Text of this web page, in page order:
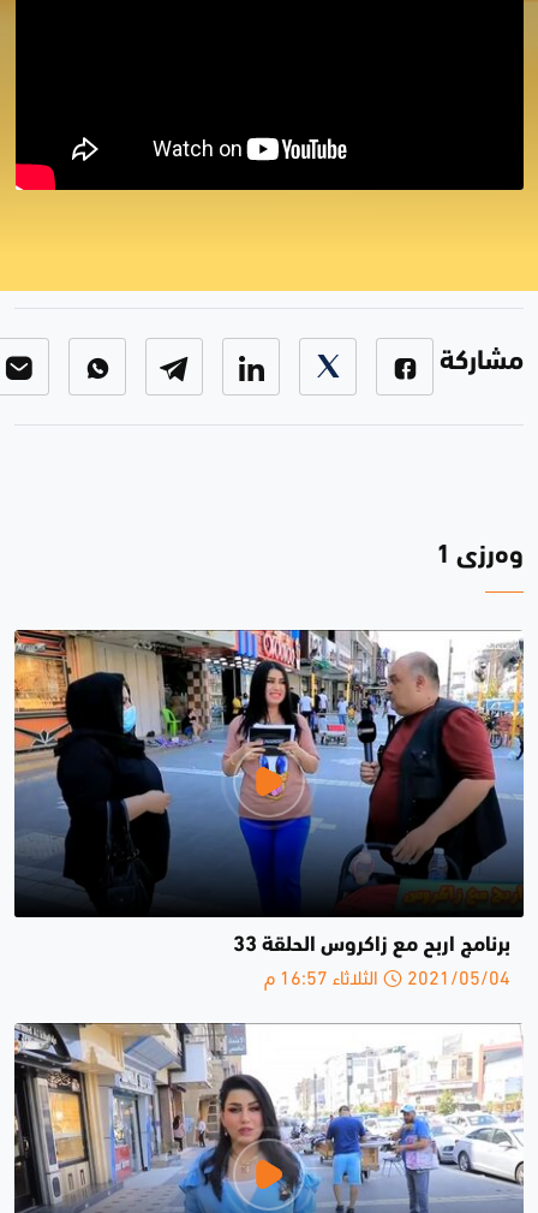
مشاركة
وەرزی 1
برنامج اربح مع زاكروس الحلقة 33
2021/05/04 الثلاثاء 16:57 م